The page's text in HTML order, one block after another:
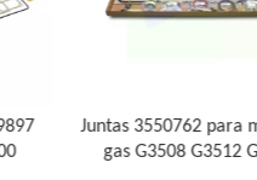
Juntas 3550762 para motor de
gas G3508 G3512 G3516